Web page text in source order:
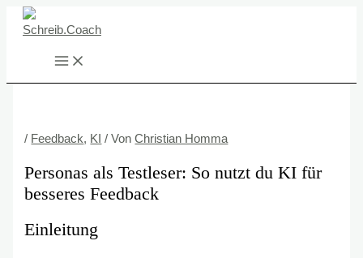
Zum
Inhalt
/ Feedback, KI / VonChristian Homma
Personas als Testleser: So nutzt du KI für
besseres Feedback
Einleitung